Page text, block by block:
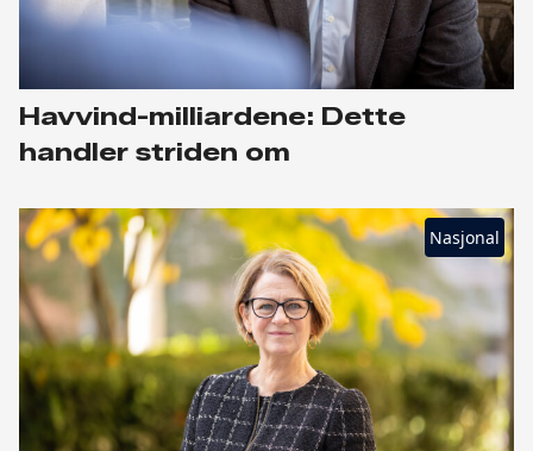
Havvind-milliardene: Dette
handler striden om
Nasjonal